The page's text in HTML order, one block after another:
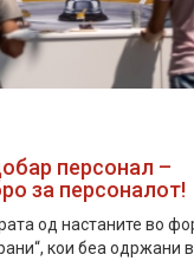
персонал –
за персоналот!
од настаните во
кои беа одржани